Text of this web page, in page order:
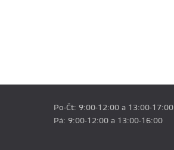
Po-Čt: 9:00-12:00 a 13:00-17:00
Pá: 9:00-12:00 a 13:00-16:00